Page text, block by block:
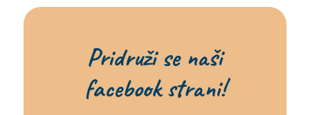
Pridruži se naši
facebook strani!